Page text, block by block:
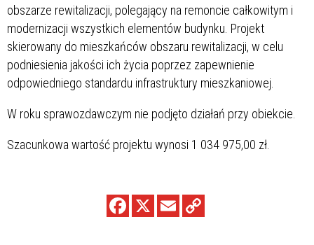
obszarze rewitalizacji, polegający na remoncie całkowitym i
modernizacji wszystkich elementów budynku. Projekt
skierowany do mieszkańców obszaru rewitalizacji, w celu
podniesienia jakości ich życia poprzez zapewnienie
odpowiedniego standardu infrastruktury mieszkaniowej.
W roku sprawozdawczym nie podjęto działań przy obiekcie.
Szacunkowa wartość projektu wynosi 1 034 975,00 zł.